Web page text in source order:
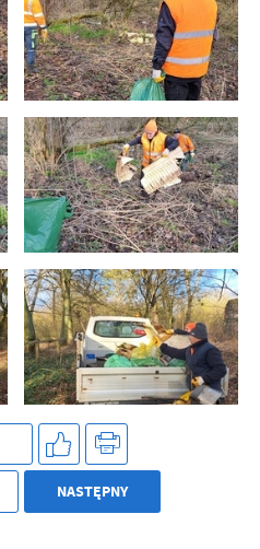
NASTĘPNY